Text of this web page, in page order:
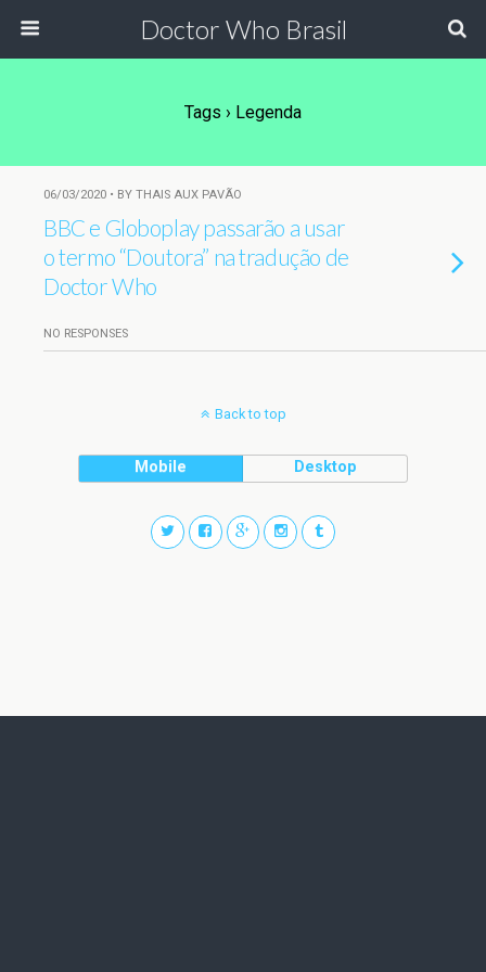
Doctor Who Brasil
Tags › Legenda
06/03/2020 • BY THAIS AUX PAVÃO
BBC e Globoplay passarão a usar
o termo “Doutora” na tradução de
Doctor Who
NO RESPONSES
Back to top
Mobile Desktop